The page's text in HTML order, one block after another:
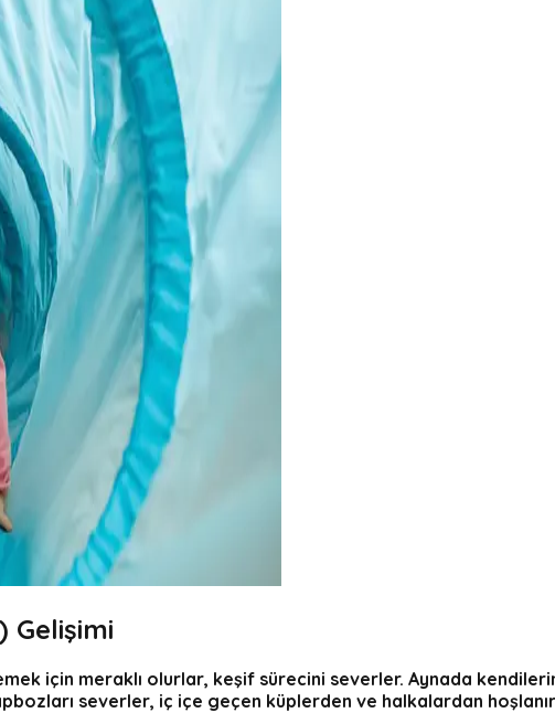
Gelişimi
için meraklı olurlar, keşif sürecini severler. Aynada
severler, iç içe geçen küplerden ve halkalardan